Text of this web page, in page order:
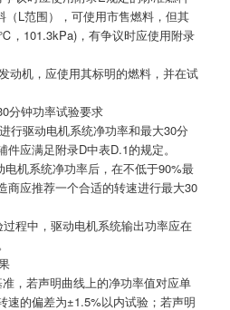
（L范围），可使用市售燃料，但其
，101.3kPa)，有争议时应使用附录
动机，应使用其标明的燃料，并在试
分钟功率试验要求
行驱动电机系统净功率和最大30分
应满足附录D中表D.1的规定。
机系统净功率后，在不低于90%最
商应推荐一个合适的转速进行最大30
程中，驱动电机系统输出功率应在
，若声明曲线上的净功率值对应单
速的偏差为±1.5%以内试验；若声明